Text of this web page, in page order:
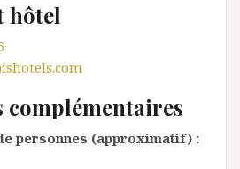
hôtel
personnes (approximatif) :